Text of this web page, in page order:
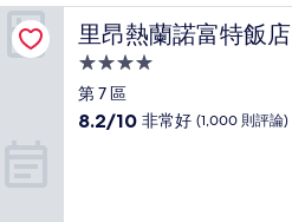
讚，
(282
則
評
論)
里昂熱蘭諾富特飯店
里昂熱蘭諾富特飯店
4.0
星
級
第 7 區
8.2
8.2/10 非常好 (1,000 則評論)